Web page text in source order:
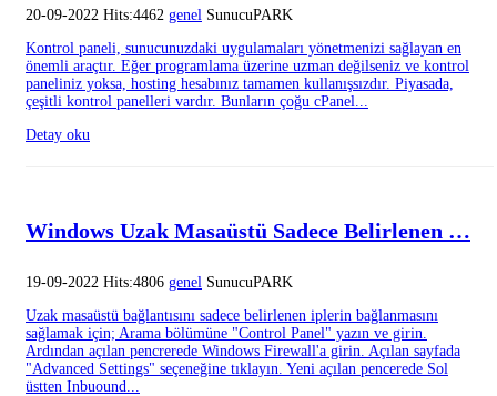
20-09-2022 Hits:4462 genel SunucuPARK
Kontrol paneli, sunucunuzdaki uygulamaları yönetmenizi sağlayan en
önemli araçtır. Eğer programlama üzerine uzman değilseniz ve kontrol
paneliniz yoksa, hosting hesabınız tamamen kullanışsızdır. Piyasada,
çeşitli kontrol panelleri vardır. Bunların çoğu cPanel...
Detay oku
Windows Uzak Masaüstü Sadece Belirlenen …
19-09-2022 Hits:4806 genel SunucuPARK
Uzak masaüstü bağlantısını sadece belirlenen iplerin bağlanmasını
sağlamak için; Arama bölümüne "Control Panel" yazın ve girin.
Ardından açılan pencrerede Windows Firewall'a girin. Açılan sayfada
"Advanced Settings" seçeneğine tıklayın. Yeni açılan pencerede Sol
üstten Inbuound...